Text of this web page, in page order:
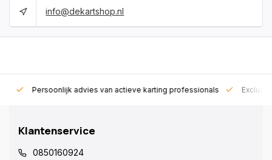
info@dekartshop.nl
Persoonlijk advies van actieve karting professionals
Klantenservice
0850160924